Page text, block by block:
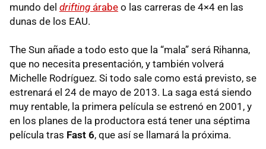
mundo del drifting árabe o las carreras de 4×4 en las
dunas de los EAU.
The Sun añade a todo esto que la “mala” será Rihanna,
que no necesita presentación, y también volverá
Michelle Rodríguez. Si todo sale como está previsto, se
estrenará el 24 de mayo de 2013. La saga está siendo
muy rentable, la primera película se estrenó en 2001, y
en los planes de la productora está tener una séptima
película tras Fast 6, que así se llamará la próxima.